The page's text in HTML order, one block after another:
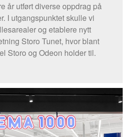
år utført diverse oppdrag på
I utgangspunktet skulle vi
og etablere nytt
Storo Tunet, hvor blant
Storo og Odeon holder til.